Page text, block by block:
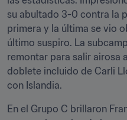
su abultado 3-0 contra la
primera y la última se vio
último suspiro. La
remontar para salir airosa
doblete incluido de Carli
con Islandia.
En el Grupo C brillaron